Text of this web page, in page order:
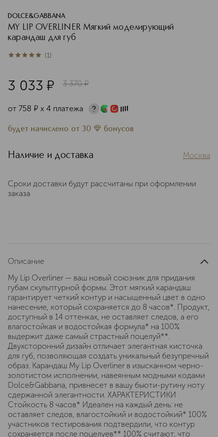
DOLCE&GABBANA
MY LIP OVERLINER Мягкий моделирующий
карандаш для губ
5из 51 (1)
3 033 ¤ 3 370 ¤
от 758 ¤ х 4 платежа
будет начислено от 30 бонусов
Наличие и доставка Москва
Сроки доставки будут рассчитаны при оформлении
заказа
Описание
My Lip Overliner — ваш новый союзник для придания
губам скульптурной формы. Этот мягкий карандаш
гарантирует четкий контур и насыщенный цвет в одно
нанесение, который сохраняется до 8 часов*. Продукт,
доступный в 14 оттенках, не оставляет следов, а его
влагостойкая и водостойкая формула* на 100%
выдержит даже самый страстный поцелуй**.
Двухсторонний дизайн отличает элегантная кисточка
для губ, позволяющая создать уникальный безупречный
образ. Карандаш My Lip Overliner в изысканном черно-
золотистом исполнении, навеянным модными кодами
Dolce&Gabbana, привнесет в вашу бьюти-рутину ноту
сдержанной элегантности. ХАРАКТЕРИСТИКИ
Стойкость 8 часов* Идеален на каждый день: не
оставляет следов, влагостойкий и водостойкий* 100%
участников тестирования подтвердили, что контур
сохраняется после поцелуев** 100% считают, что